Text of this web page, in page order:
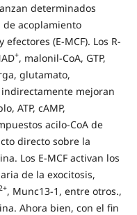
determinados
acoplamiento
(E-MCF). Los R-
+, malonil-CoA, GTP,
glutamato,
mejoran
ATP, cAMP,
acilo-CoA de
directo sobre la
Los E-MCF activan los
de la exocitosis,
, Munc13-1, entre otros.,
Ahora bien, con el fin